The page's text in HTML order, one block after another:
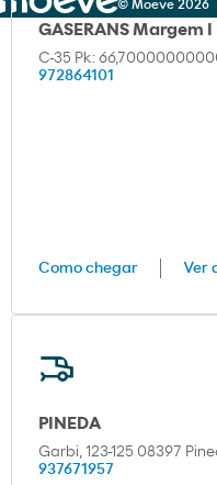
GASERANS Margem I
C-35 Pk:
972864101
Como chegar Ver
PINEDA
Garbi, 123-125 08397
937671957
© Moeve 2026